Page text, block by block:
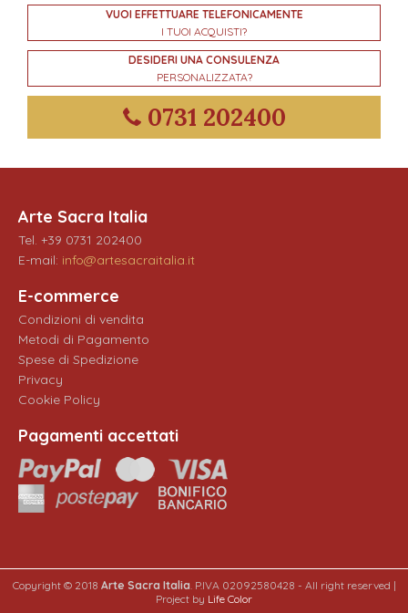
VUOI EFFETTUARE TELEFONICAMENTE
I TUOI ACQUISTI?
DESIDERI UNA CONSULENZA
PERSONALIZZATA?
0731 202400
Arte Sacra Italia
Tel. +39 0731 202400
E-mail: info@artesacraitalia.it
E-commerce
Condizioni di vendita
Metodi di Pagamento
Spese di Spedizione
Privacy
Cookie Policy
Pagamenti accettati
Copyright © 2018 Arte Sacra Italia. P.IVA 02092580428 - All right reserved |
Project by Life Color